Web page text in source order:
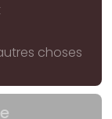
choses